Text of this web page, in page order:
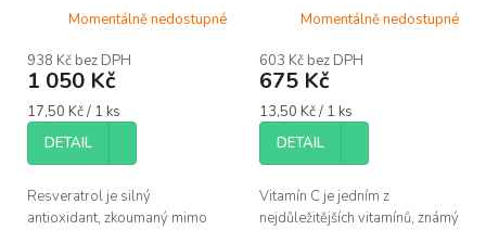
Momentálně nedostupné
938 Kč bez DPH
1 050 Kč
Měrná
cena:
17,50 Kč / 1 ks
DETAIL
Resveratrol je silný
antioxidant, zkoumaný mimo
Momentálně nedostupné
603 Kč bez DPH
675 Kč
Měrná
cena:
13,50 Kč / 1 ks
DETAIL
Vitamín C je jedním z
nejdůležitějších vitamínů, známý